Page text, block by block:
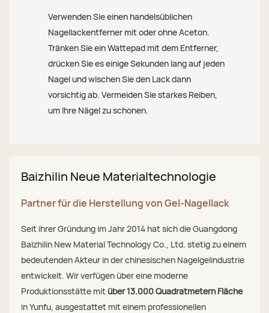
Verwenden Sie einen handelsüblichen
Nagellackentferner mit oder ohne Aceton.
Tränken Sie ein Wattepad mit dem Entferner,
drücken Sie es einige Sekunden lang auf jeden
Nagel und wischen Sie den Lack dann
vorsichtig ab. Vermeiden Sie starkes Reiben,
um Ihre Nägel zu schonen.
Baizhilin Neue Materialtechnologie
Partner für die Herstellung von Gel-Nagellack
Seit ihrer Gründung im Jahr 2014 hat sich die Guangdong
Baizhilin New Material Technology Co., Ltd. stetig zu einem
bedeutenden Akteur in der chinesischen Nagelgelindustrie
entwickelt. Wir verfügen über eine moderne
Produktionsstätte mitüber 13.000 Quadratmetern Fläche
in Yunfu, ausgestattet mit einem professionellen